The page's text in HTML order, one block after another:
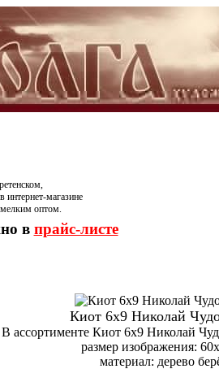
магазине
оптом.
в прайс-листе
Киот 6х9 Николай
В ассортименте Киот 6х9 Николай
размер изображения:
материал: дерево